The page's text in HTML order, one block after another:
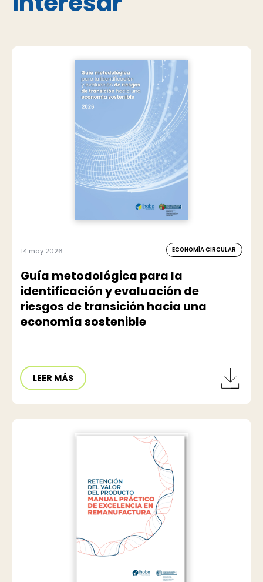
14 may 2026 ECONOMÍA CIRCULAR
Guía metodológica para la
identificación y evaluación de
riesgos de transición hacia una
economía sostenible
LEER MÁS